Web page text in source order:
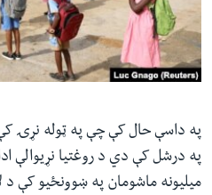
شئ
لټون
ځای
شئ
له مونږ سره په تماس کې پاتې شئ
ژبې
په داسې حال کې چې په ټوله نړۍ
میلیونه ماشومان په ښوونځیو کې د